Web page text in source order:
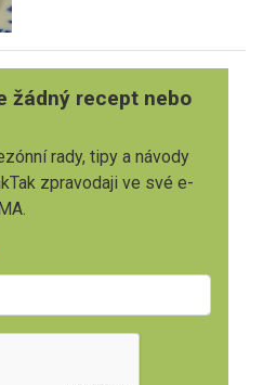
žádný recept nebo
rady, tipy a návody
zpravodaji ve své e-